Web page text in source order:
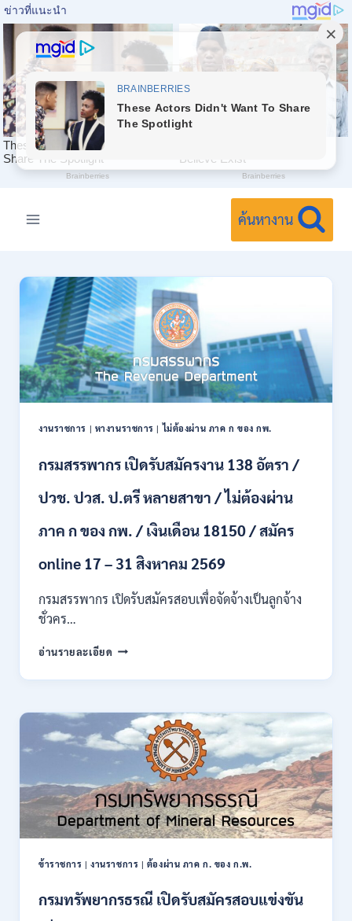
ค้นหางาน
งานราชการ | หางานราชการ |ไม่ต้องผ่าน ภาค ก ของ กพ.
กรมสรรพากร เปิดรับสมัครงาน 138 อัตรา /
ปวช. ปวส. ป.ตรี หลายสาขา / ไม่ต้องผ่าน
ภาค ก ของ กพ. / เงินเดือน 18150 / สมัคร
online 17 – 31 สิงหาคม 2569
กรมสรรพากร เปิดรับสมัครสอบเพื่อจัดจ้างเป็นลูกจ้าง
ชั่วคร…
อ่านรายละเอียด กรม
เปิด
สมัคร
งาน
138
ปวช.
ปวส.
ป.ตรี
หลาย
/
ต้อง
ข้าราชการ |งานราชการ | ต้องผ่าน ภาค ก. ของ ก.พ.
กรมทรัพยากรธรณี เปิดรับสมัครสอบแข่งขัน